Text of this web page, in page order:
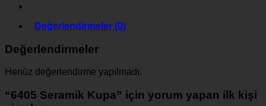
Değerlendirmeler (0)
Değerlendirmeler
Henüz değerlendirme yapılmadı.
“6405 Seramik Kupa” için yorum yapan ilk kişi